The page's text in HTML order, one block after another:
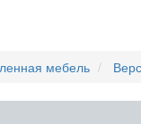
мебель